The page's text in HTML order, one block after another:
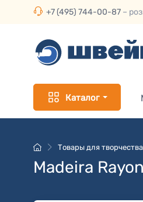
+7 (495) 744-00-87 –
Каталог
Товары для
Madeira